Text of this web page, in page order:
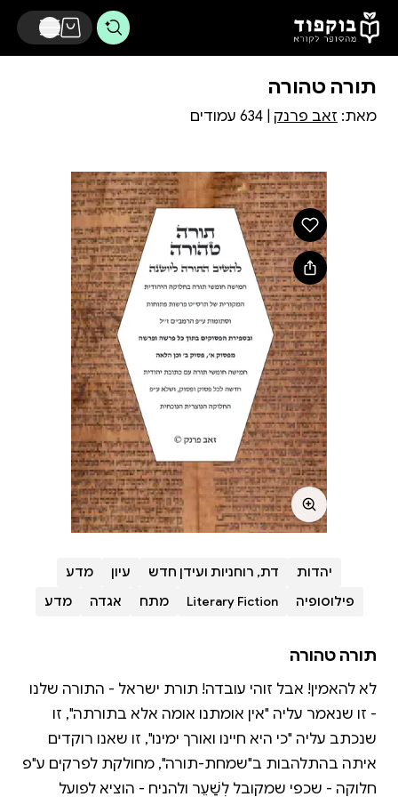
דלג לתוכן הראשי
תורה טהורה
מאת: זאב פרנק
יהדות דת, רוחניות ועידן חדש עיון
מדע
פילוסופיה
Literary Fiction מתח אגדה מדע
תורה טהורה
לא להאמין! אבל זוהי עובדה! תורת ישראל - התורה שלנו
- זו שנאמר עליה "אין אומתנו אומה אלא בתורתה", זו
שנכתב עליה "כי היא חיינו ואורך ימינו", זו שאנו רוקדים
איתה בהתלהבות ב"שמחת-תורה", מחולקת לפרקים ע"פ
חלוקה - שכפי שמקובל לְשַׁעֵר ולהניח - הוציא לפועל